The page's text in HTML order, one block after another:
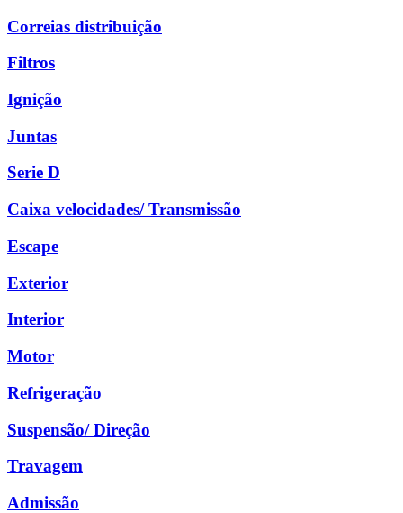
Correias distribuição
Filtros
Ignição
Juntas
Serie D
Caixa velocidades/ Transmissão
Escape
Exterior
Interior
Motor
Refrigeração
Suspensão/ Direção
Travagem
Admissão